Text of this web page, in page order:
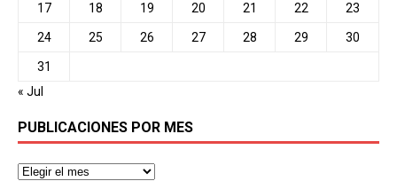
17 18 19 20 21 22 23
24 25 26 27 28 29 30
31
« Jul
PUBLICACIONES POR MES